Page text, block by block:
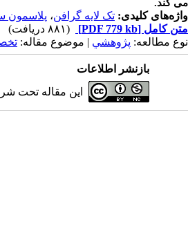
می کند.
واژه‌های کلیدی: تک لایه گرافن،
متن کامل [PDF 779 kb]
(۸۸۱ دریافت)
نوع مطالعه: پژوهشي | موضوع مقاله:
بازنشر اطلاعات
این مقاله تحت